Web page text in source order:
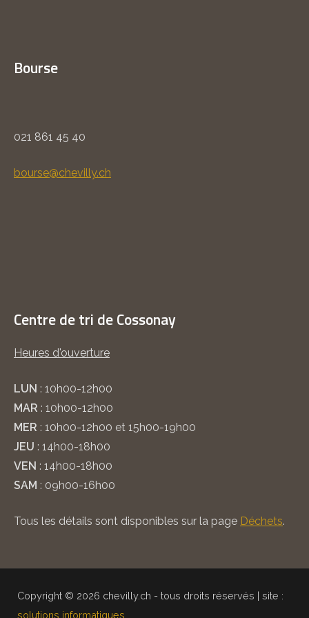
Bourse
021 861 45 40
bourse@chevilly.ch
Centre de tri de Cossonay
Heures d'ouverture
LUN : 10h00-12h00
MAR : 10h00-12h00
MER : 10h00-12h00 et 15h00-19h00
JEU : 14h00-18h00
VEN : 14h00-18h00
SAM : 09h00-16h00
Tous les détails sont disponibles sur la page Déchets.
Copyright © 2026 chevilly.ch - tous droits réservés | site :
solutions informatiques